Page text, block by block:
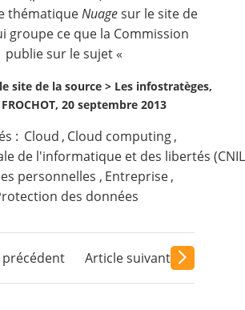
thématiqueNuagesur le site de
groupe ce que la Commission
publie sur le sujet «
site de la source > Les infostratèges,
20 septembre 2013
: Cloud , Cloud computing,
de l'informatique et des libertés
personnelles , Entreprise,
des données
Article suivant